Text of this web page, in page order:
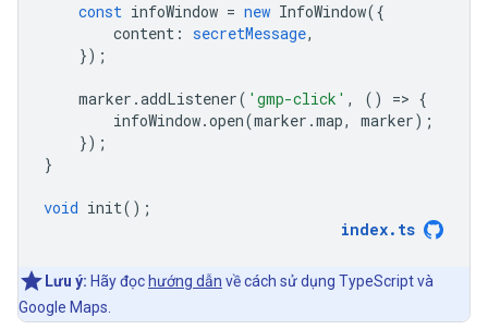
const infoWindow = new InfoWindow({
content : secretMessage,
});
marker .addListener( 'gmp-click' , () => {
infoWindow.open(marker .map, marker);
});
}
void init();
index. ts
Lưu ý: Hãy đọc hướng dẫn về cách sử dụng TypeScript và
Google Maps.